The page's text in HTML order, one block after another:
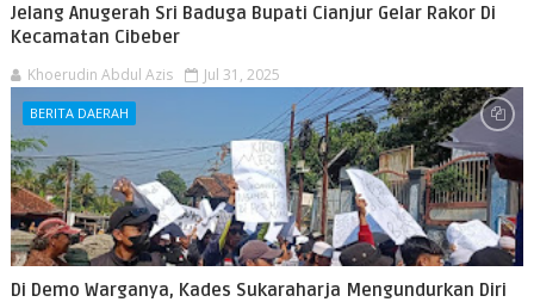
Jelang Anugerah Sri Baduga Bupati Cianjur Gelar Rakor Di
Kecamatan Cibeber
Khoerudin Abdul Azis Jul 31, 2025
BERITA DAERAH
Di Demo Warganya, Kades Sukaraharja Mengundurkan Diri